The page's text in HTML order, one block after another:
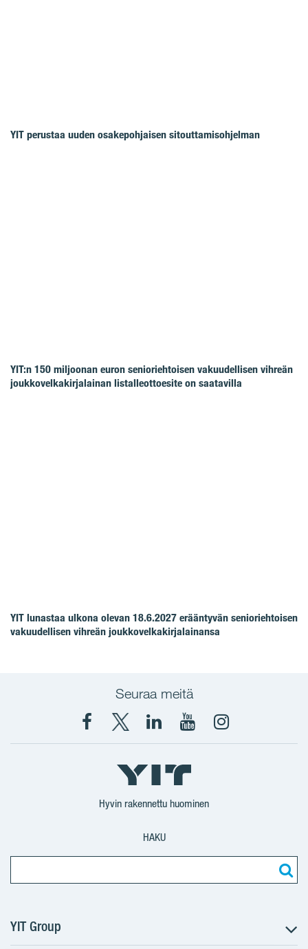
YIT perustaa uuden osakepohjaisen sitouttamisohjelman
YIT:n 150 miljoonan euron senioriehtoisen vakuudellisen vihreän
joukkovelkakirjalainan listalleottoesite on saatavilla
YIT lunastaa ulkona olevan 18.6.2027 erääntyvän senioriehtoisen
vakuudellisen vihreän joukkovelkakirjalainansa
Seuraa meitä
Facebook
X
YIT
Suomi
YIT
Corporation
YIT
Corporation
Instagram
Hyvin rakennettu huominen
HAKU
YIT Group